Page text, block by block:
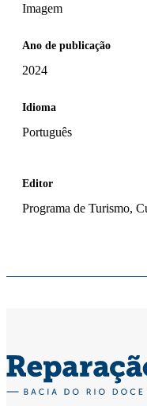
Imagem
Ano de publicação
2024
Idioma
Português
Editor
Programa de Turismo,